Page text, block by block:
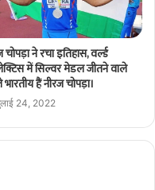
चोपड़ा ने रचा इतिहास, वर्ल्ड
में सिल्वर मेडल जीतने वाले
हैं नीरज चोपड़ा।
24, 2022